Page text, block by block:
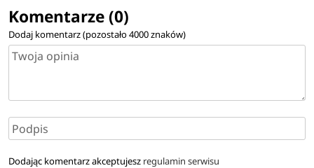
Komentarze (0)
Dodaj komentarz (pozostało4000znaków)
Dodając komentarz akceptujesz regulamin serwisu